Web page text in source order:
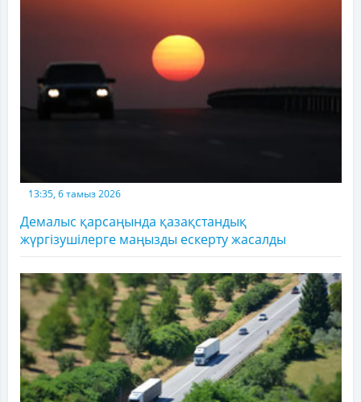
13:35, 6 тамыз 2026
Демалыс қарсаңында қазақстандық
жүргізушілерге маңызды ескерту жасалды